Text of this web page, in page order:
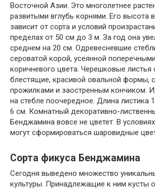
Восточной Азии. Это многолетнее
развитыми вглубь корнями. Его высота
зависит от сорта и условий
пределах от 50 см до 3 м. За год она
среднем на 20 см. Одревесневшие
сероватой корой, усеянной
коричневого цвета. Черешковые листья
блестящие, красивой овальной формы,
прожилками и заостренным кончиком.
на стебле поочередное. Длина листика
6 см. Комнатный декоративно-
Бенджамина вовсе не цветет. В
могут сформироваться шаровидные
Сорта фикуса Бенджамина
Сегодня выведено множество
культуры. Принадлежащие к ним кусты